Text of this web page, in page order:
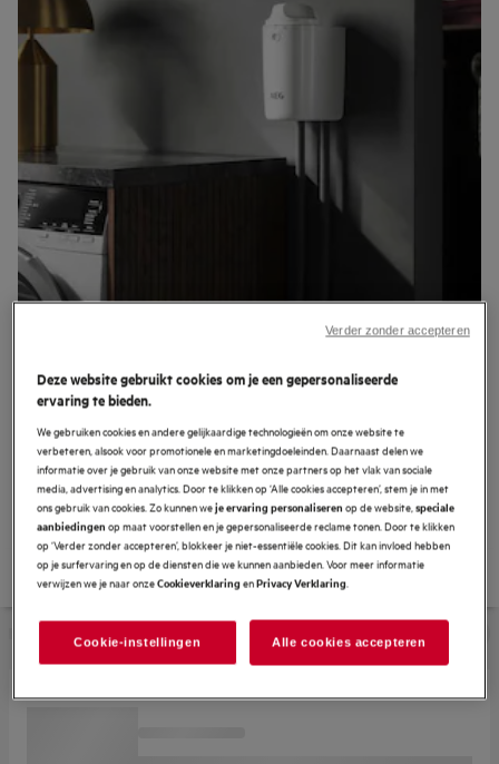
Verminder het vrijkomen van microplastic
vezels
De microplastic filter helpt bij het opvangen van microplastic
vezels die vrijkomen bij het wassen van synthetische kleding
en textiel.
Deze website gebruikt cookies om je een gepersonaliseerde
ervaring te bieden.
We gebruiken cookies en andere gelijkaardige technologieën om onze website te
verbeteren, alsook voor promotionele en marketingdoeleinden. Daarnaast delen we
informatie over je gebruik van onze website met onze partners op het vlak van sociale
media, advertising en analytics. Door te klikken op ‘Alle cookies accepteren’, stem je in met
ons gebruik van cookies. Zo kunnen weje ervaring personaliseren op de website,speciale
aanbiedingen op maat voorstellen en je gepersonaliseerde reclame tonen. Door te klikken
op ‘Verder zonder accepteren’, blokkeer je niet-essentiële cookies. Dit kan invloed hebben
op je surfervaring en op de diensten die we kunnen aanbieden. Voor meer informatie
verwijzen we je naar onzeCookieverklaringenPrivacy Verklaring.
Cookie-instellingen Alle cookies accepteren
Verder zonder accepteren